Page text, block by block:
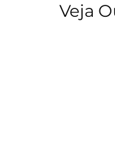
Veja